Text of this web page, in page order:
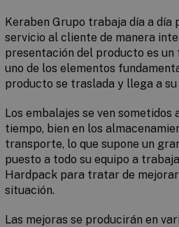
Keraben Grupo trabaja día a día
servicio al cliente de manera
presentación del producto es
uno de los elementos
producto se traslada y llega a su
Los embalajes se ven sometidos
tiempo, bien en los
transporte, lo que supone un
puesto a todo su equipo a
Hardpack para tratar de
situación.
Las mejoras se producirán en